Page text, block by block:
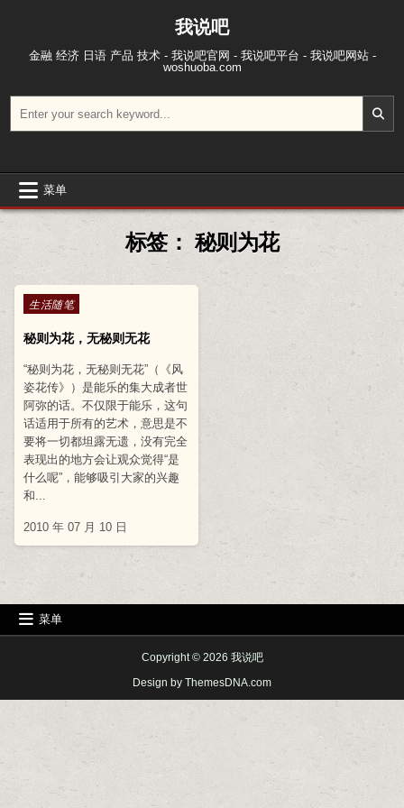
我说吧
金融 经济 日语 产品 技术 - 我说吧官网 - 我说吧平台 - 我说吧网站 -
woshuoba.com
菜单
标签： 秘则为花
Posted in
生活随笔
秘则为花，无秘则无花
“秘则为花，无秘则无花”（《风
姿花传》）是能乐的集大成者世
阿弥的话。不仅限于能乐，这句
话适用于所有的艺术，意思是不
要将一切都坦露无遗，没有完全
表现出的地方会让观众觉得“是
什么呢”，能够吸引大家的兴趣
和...
2010 年 07 月 10 日
菜单
Copyright © 2026 我说吧
Design by ThemesDNA.com